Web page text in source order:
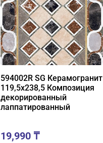
594002R SG Керамогранит
119,5х238,5 Композиция
декорированный
лаппатированный
19,990 ₸